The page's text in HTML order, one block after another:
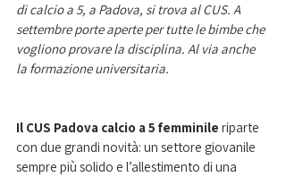
di calcio a 5, a Padova, si trova al CUS. A
settembre porte aperte per tutte le bimbe che
vogliono provare la disciplina. Al via anche
la formazione universitaria.
Il CUS Padova calcio a 5 femminile riparte
con due grandi novità: un settore giovanile
sempre più solido e l’allestimento di una